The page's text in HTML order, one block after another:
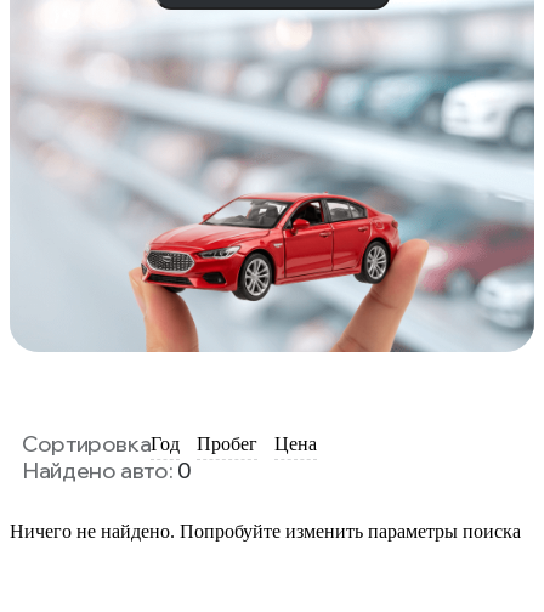
СортировкаГод Пробег Цена
Найдено авто: 0
Ничего не найдено. Попробуйте изменить параметры поиска